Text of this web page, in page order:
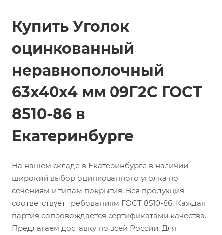
Купить Уголок
оцинкованный
неравнополочный
63х40х4 мм 09Г2С ГОСТ
8510-86 в
Екатеринбурге
На нашем складе в Екатеринбурге в наличии
широкий выбор оцинкованного уголка по
сечениям и типам покрытия. Вся продукция
соответствует требованиям ГОСТ 8510-86. Каждая
партия сопровождается сертификатами качества.
Предлагаем доставку по всей России. Для